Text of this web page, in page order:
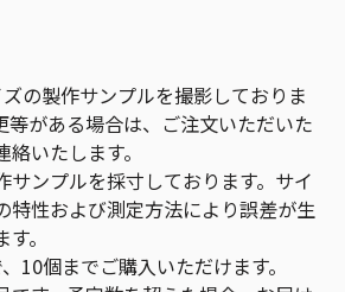
の製作サンプルを撮影しておりま
等がある場合は、ご注文いただいた
いたします。
ンプルを採寸しております。サイ
特性および測定方法により誤差が生
。
10個までご購入いただけます。